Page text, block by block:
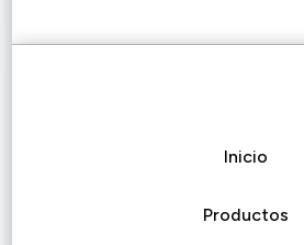
Inicio
Productos